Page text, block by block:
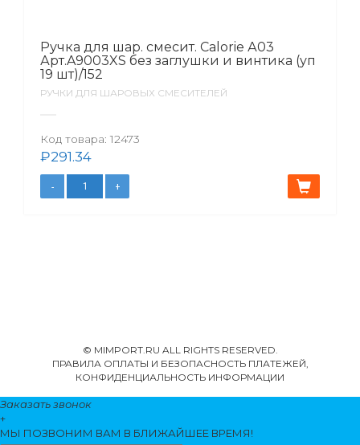
Ручка для шар. смесит. Calorie А03
Арт.A9003XS без заглушки и винтика (уп
19 шт)/152
РУЧКИ ДЛЯ ШАРОВЫХ СМЕСИТЕЛЕЙ
Код товара: 12473
₽291.34
© MIMPORT.RU ALL RIGHTS RESERVED.
ПРАВИЛА ОПЛАТЫ И БЕЗОПАСНОСТЬ ПЛАТЕЖЕЙ,
КОНФИДЕНЦИАЛЬНОСТЬ ИНФОРМАЦИИ
Заказать звонок
+
МЫ ПОЗВОНИМ ВАМ В БЛИЖАЙШЕЕ ВРЕМЯ!